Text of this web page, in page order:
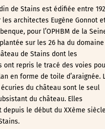
de Stains est édifiée entre
les architectes Eugène Gonnot
pour l’OPHBM de la
sur les 26 ha du domaine
de Stains dont les
ont repris le tracé des voies
en forme de toile d’araignée.
du château sont le seul
du château. Elles
depuis le début du XXème